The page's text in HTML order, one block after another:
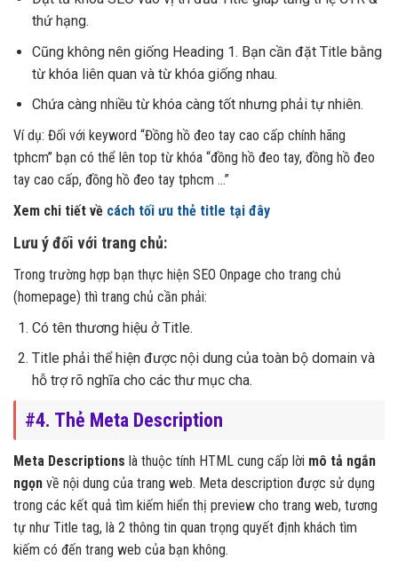
thứ hạng.
Cũng không nên giống Heading 1. Bạn cần đặt Title bằng
từ khóa liên quan và từ khóa giống nhau.
Chứa càng nhiều từ khóa càng tốt nhưng phải tự nhiên.
Ví dụ: Đối với keyword “Đồng hồ đeo tay cao cấp chính hãng
tphcm” bạn có thể lên top từ khóa “đồng hồ đeo tay, đồng hồ đeo
tay cao cấp, đồng hồ đeo tay tphcm …”
Xem chi tiết về cách tối ưu thẻ title tại đây
Lưu ý đối với trang chủ:
Trong trường hợp bạn thực hiện SEO Onpage cho trang chủ
(homepage) thì trang chủ cần phải:
Có tên thương hiệu ở Title.
Title phải thể hiện được nội dung của toàn bộ domain và
hỗ trợ rõ nghĩa cho các thư mục cha.
#4. Thẻ Meta Description
Meta Descriptions là thuộc tính HTML cung cấp lời mô tả ngắn
ngọn về nội dung của trang web. Meta description được sử dụng
trong các kết quả tìm kiếm hiển thị preview cho trang web, tương
tự như Title tag, là 2 thông tin quan trọng quyết định khách tìm
kiếm có đến trang web của bạn không.